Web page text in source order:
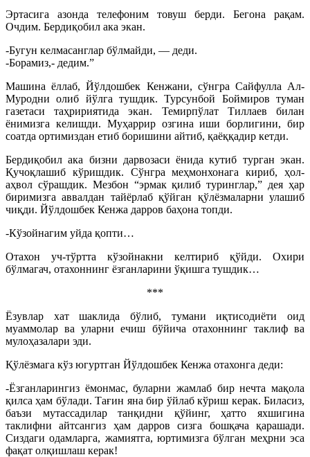
Эртасига азонда телефоним товуш берди. Бегона рақам.
Очдим. Бердиқобил ака экан.
-Бугун келмасанглар бўлмайди, — деди.
-Борамиз,- дедим.”
Машина ёллаб, Йўлдошбек Кенжани, сўнгра Сайфулла Ал-
Муродни олиб йўлга тушдик. Турсунбой Боймиров туман
газетаси таҳририятида экан. Темирпўлат Тиллаев билан
ёнимизга келишди. Муҳаррир озгина иши борлигини, бир
соатда ортимиздан етиб боришини айтиб, қаёққадир кетди.
Бердиқобил ака бизни дарвозаси ёнида кутиб турган экан.
Қучоқлашиб кўришдик. Сўнгра меҳмонхонага кириб, ҳол-
аҳвол сўрашдик. Мезбон “эрмак қилиб туринглар,” дея ҳар
биримизга аввалдан тайёрлаб қўйган қўлёзмаларни улашиб
чиқди. Йўлдошбек Кенжа дарров баҳона топди.
-Кўзойнагим уйда қопти…
Отахон уч-тўртта кўзойнакни келтириб қўйди. Охири
бўлмагач, отахоннинг ёзганларини ўқишга тушдик…
***
Ёзувлар хат шаклида бўлиб, тумани иқтисодиёти оид
муаммолар ва уларни ечиш бўйича отахоннинг таклиф ва
мулоҳазалари эди.
Қўлёзмага кўз югуртган Йўлдошбек Кенжа отахонга деди:
-Ёзганларингиз ёмонмас, буларни жамлаб бир нечта мақола
қилса ҳам бўлади. Тағин яна бир ўйлаб кўриш керак. Биласиз,
баъзи мутассадилар танқидни қўйинг, ҳатто яхшигина
таклифни айтсангиз ҳам дарров сизга бошқача қарашади.
Сиздаги одамларга, жамиятга, юртимизга бўлган меҳрни эса
фақат олқишлаш керак!